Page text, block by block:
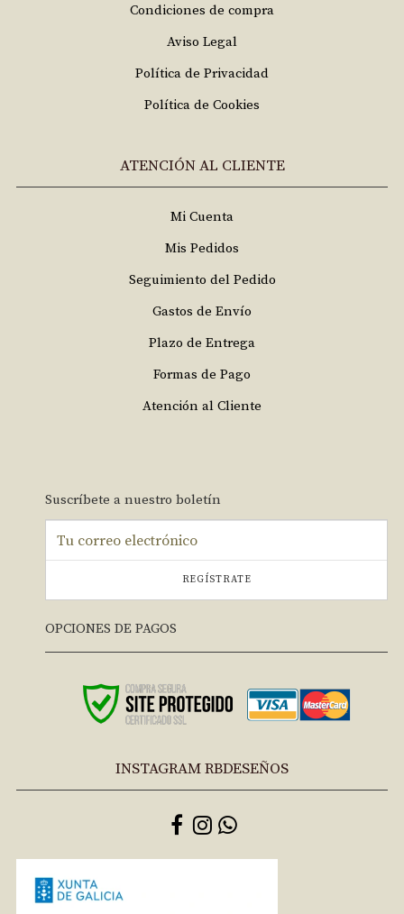
Condiciones de compra
Aviso Legal
Política de Privacidad
Política de Cookies
ATENCIÓN AL CLIENTE
Mi Cuenta
Mis Pedidos
Seguimiento del Pedido
Gastos de Envío
Plazo de Entrega
Formas de Pago
Atención al Cliente
Suscríbete a nuestro boletín
REGÍSTRATE
OPCIONES DE PAGOS
INSTAGRAM RBDESEÑOS